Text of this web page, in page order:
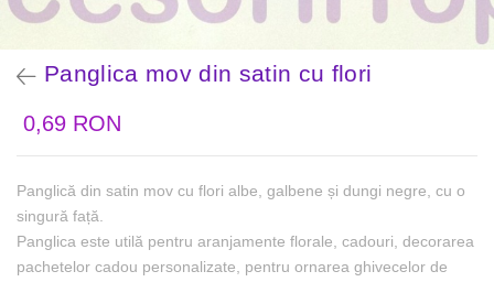
Panglica mov din satin cu flori
0,69 RON
Panglică din satin mov cu flori albe, galbene și dungi negre, cu o
singură față.
Panglica este utilă pentru aranjamente florale, cadouri, decorarea
pachetelor cadou personalizate, pentru ornarea ghivecelor de